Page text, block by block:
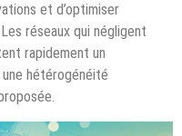
et d’optimiser
réseaux qui négligent
rapidement un
hétérogénéité